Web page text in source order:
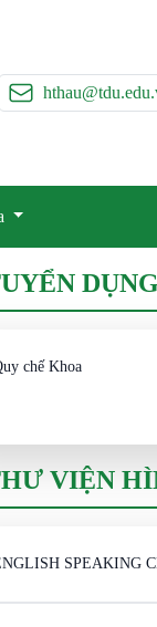
DỤNG
chế Khoa
VIỆN
SPEAKING